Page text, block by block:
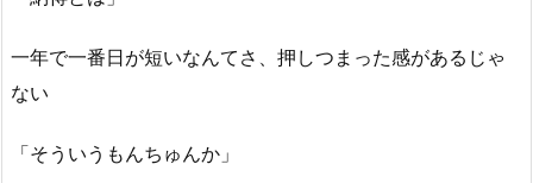
一年で一番日が短いなんてさ、押しつまった感があるじゃ
ない
「そういうもんちゅんか」